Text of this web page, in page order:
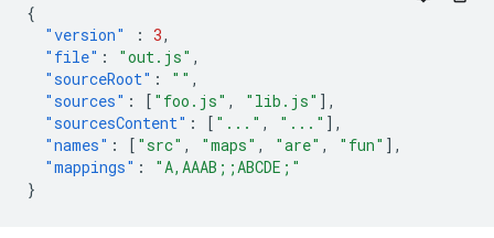
{
"version"
: 3,
"file" : "out.js" ,
"sourceRoot" : "" ,
"sources" : [ "foo.js" , "lib.js" ],
"sourcesContent" : [ "..." , "..." ],
"names" : [ "src" , "maps" , "are" , "fun" ],
"mappings" :
"A,AAAB;;ABCDE;"
}